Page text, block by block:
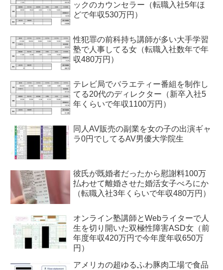
ックのカウンセラー（転職入社5年ほ
どで年収530万円）
性犯罪の前科持ち講師が多い大手学習
塾で人事してる女（転職入社数年で年
収480万円）
テレビ局でバラエティー番組を制作し
てる20代のディレクター（新卒入社5
年くらいで年収1100万円）
同人AV販売の副業を女の子の出演ギャ
ラ0円でしてるAV男優大学院生
彼氏が既婚者だったから慰謝料100万
払わせて離婚させた婚活女子べろにか
（転職入社3年くらいで年収480万円）
オンライン塾講師とWebライターで人
生を切り開いた双極性障害ASD女（前
年度年収420万円で今年度年収650万
円）
アメリカの超ゆるふわ豚肉工場で食品